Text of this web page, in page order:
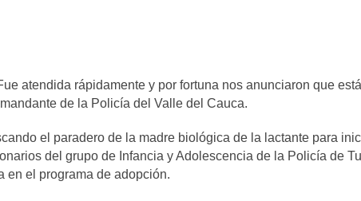
atendida rápidamente y por fortuna nos anunciaron que está
de la Policía del Valle del Cauca.
el paradero de la madre biológica de la lactante para
del grupo de Infancia y Adolescencia de la Policía de
en el programa de adopción.